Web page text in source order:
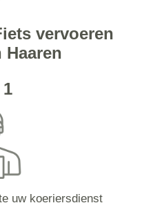
vervoeren
Haaren
uw koeriersdienst